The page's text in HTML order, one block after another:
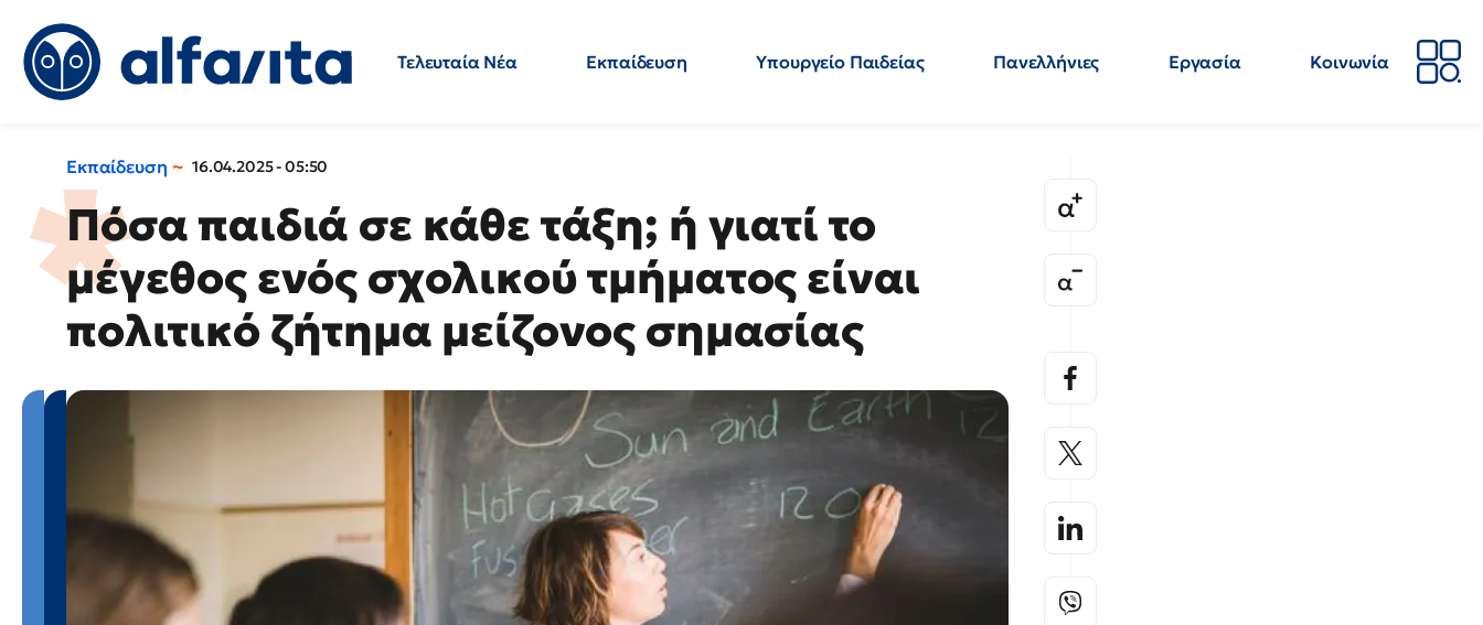
Τελευταία Νέα Εκπαίδευση Υπουργείο Παιδείας Πανελλήνιες Εργασία
Κοινωνία
Εκπαίδευση 16.04.2025 - 05:50
Πόσα παιδιά σε κάθε τάξη; ή γιατί το
μέγεθος ενός σχολικού τμήματος είναι
πολιτικό ζήτημα μείζονος σημασίας